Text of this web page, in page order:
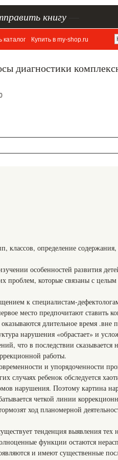
книгу
каталог Купить в my-shop.ru
диагностики
определение содержания,
особенностей развития
проблем, которые связаны с
к специалистам-
место предпочитают ставить
длительное время .вне
нарушения «обрастает» и
что в последствии сказывается
работы.
и упорядоченности
случаях ребенок обследуется
нарушения. Поэтому картина
четкой линии
ход планомерной
тенденция выявления
функции остаются
и имеют существенные